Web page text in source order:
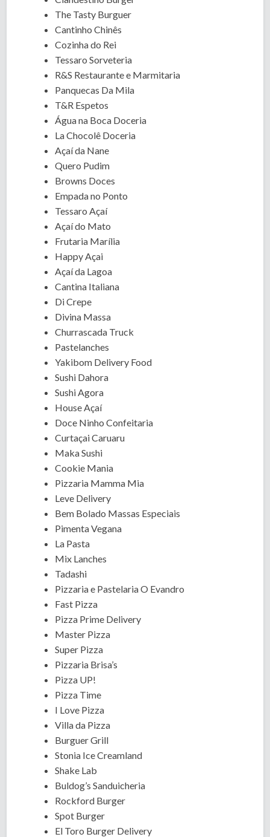
The Tasty Burguer
Cantinho Chinês
Cozinha do Rei
Tessaro Sorveteria
R&S Restaurante e Marmitaria
Panquecas Da Mila
T&R Espetos
Água na Boca Doceria
La Chocolê Doceria
Açaí da Nane
Quero Pudim
Browns Doces
Empada no Ponto
Tessaro Açaí
Açaí do Mato
Frutaria Marília
Happy Açai
Açaí da Lagoa
Cantina Italiana
Di Crepe
Divina Massa
Churrascada Truck
Pastelanches
Yakibom Delivery Food
Sushi Dahora
Sushi Agora
House Açaí
Doce Ninho Confeitaria
Curtaçai Caruaru
Maka Sushi
Cookie Mania
Pizzaria Mamma Mia
Leve Delivery
Bem Bolado Massas Especiais
Pimenta Vegana
La Pasta
Mix Lanches
Tadashi
Pizzaria e Pastelaria O Evandro
Fast Pizza
Pizza Prime Delivery
Master Pizza
Super Pizza
Pizzaria Brisa’s
Pizza UP!
Pizza Time
I Love Pizza
Villa da Pizza
Burguer Grill
Stonia Ice Creamland
Shake Lab
Buldog’s Sanduicheria
Rockford Burger
Spot Burger
El Toro Burger Delivery